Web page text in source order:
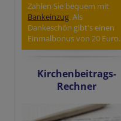
Zahlen Sie bequem mit
Bankeinzug. Als
Dankeschön gibt's einen
Einmalbonus von 20 Euro.
Kirchenbeitrags-
Rechner